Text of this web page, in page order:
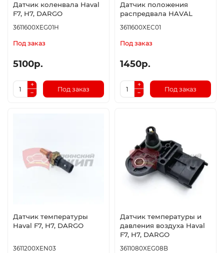
Датчик коленвала Haval
F7, H7, DARGO
3611600XEG01H
Под заказ
5100р.
Под заказ
Датчик положения
распредвала HAVAL
3611600XEC01
Под заказ
1450р.
Под заказ
Датчик температуры
Haval F7, H7, DARGO
3611200XEN03
Датчик температуры и
давления воздуха Haval
F7, H7, DARGO
3611080XEG08B